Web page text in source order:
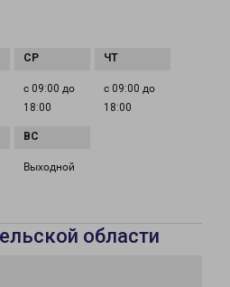
с 09:00 до
18:00
с 09:00 до
18:00
Выходной
области